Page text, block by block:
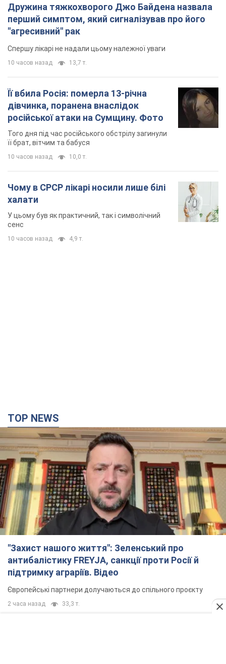
Дружина тяжкохворого Джо Байдена назвала
перший симптом, який сигналізував про його
"агресивний" рак
Спершу лікарі не надали цьому належної уваги
10 часов назад 13,7 т.
Її вбила Росія: померла 13-річна
дівчинка, поранена внаслідок
російської атаки на Сумщину. Фото
Того дня під час російського обстрілу загинули
її брат, вітчим та бабуся
10 часов назад 10,0 т.
Чому в СРСР лікарі носили лише білі
халати
У цьому був як практичний, так і символічний
сенс
10 часов назад 4,9 т.
TOP NEWS
"Захист нашого життя": Зеленський про
антибалістику FREYJA, санкції проти Росії й
підтримку аграріїв. Відео
Європейські партнери долучаються до спільного проєкту
2 часа назад 33,3 т.